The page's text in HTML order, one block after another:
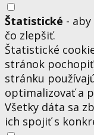
Štatistické -
čo zlepšiť.
Štatistické
stránok
stránku
optimalizovať a
Všetky dáta sa
ich spojiť s